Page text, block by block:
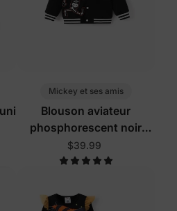
Mickey et ses amis
Blouson aviateur
phosphorescent noir
Disney Mickey et ses
amis pour Halloween,
garçon
$39.99